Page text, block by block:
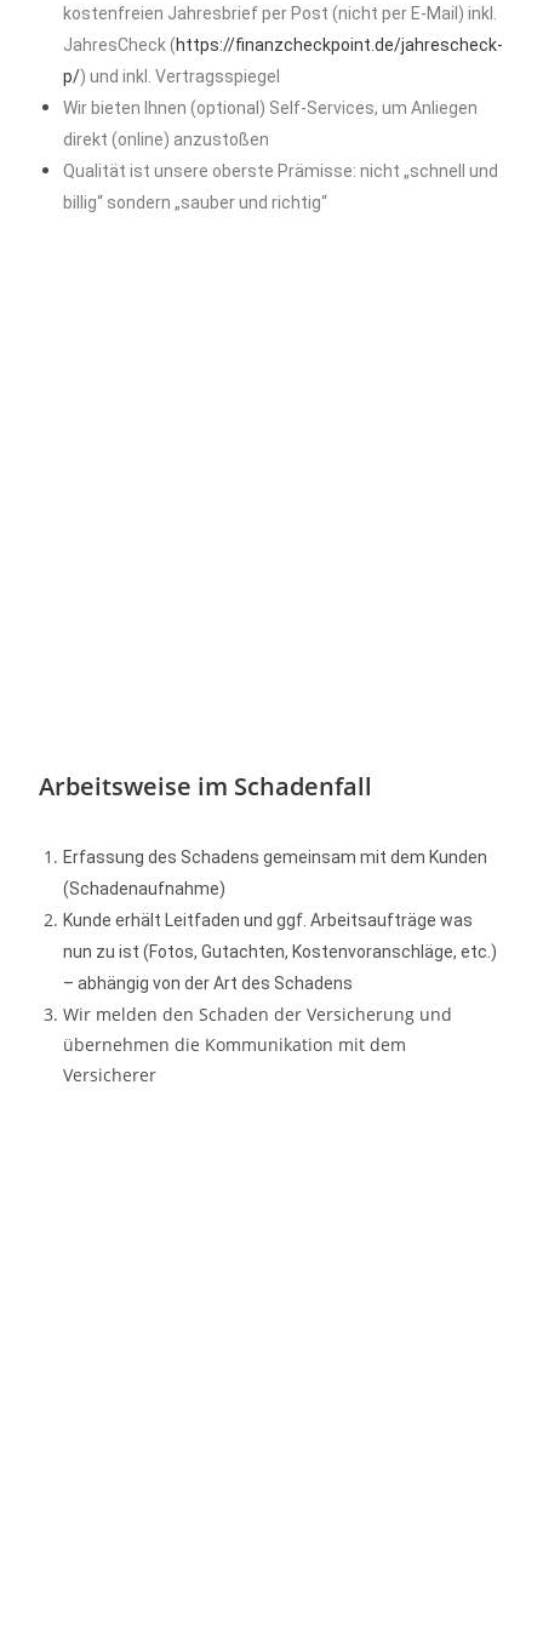
kostenfreien Jahresbrief per Post (nicht per E-Mail) inkl.
JahresCheck (https://finanzcheckpoint.de/jahrescheck-
p/) und inkl. Vertragsspiegel
Wir bieten Ihnen (optional) Self-Services, um Anliegen
direkt (online) anzustoßen
Qualität ist unsere oberste Prämisse: nicht „schnell und
billig“ sondern „sauber und richtig“
Arbeitsweise im Schadenfall
Erfassung des Schadens gemeinsam mit dem Kunden
(Schadenaufnahme)
Kunde erhält Leitfaden und ggf. Arbeitsaufträge was
nun zu ist (Fotos, Gutachten, Kostenvoranschläge, etc.)
– abhängig von der Art des Schadens
Wir melden den Schaden der Versicherung und
übernehmen die Kommunikation mit dem
Versicherer